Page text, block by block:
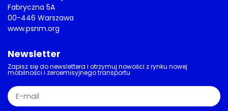
24/06/2026
Efektywna robotaksówka od Muska
Tesla Cybercab ujawniona w
dokumentach EPA. Zasięg ponad 480
km i bateria 48 kWh